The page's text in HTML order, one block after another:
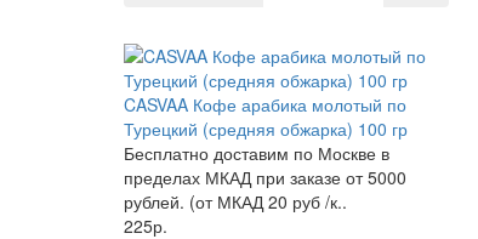
CASVAA Кофе арабика молотый по
Турецкий (средняя обжарка) 100 гр
Бесплатно доставим по Москве в
пределах МКАД при заказе от 5000
рублей. (от МКАД 20 руб /к..
225р.